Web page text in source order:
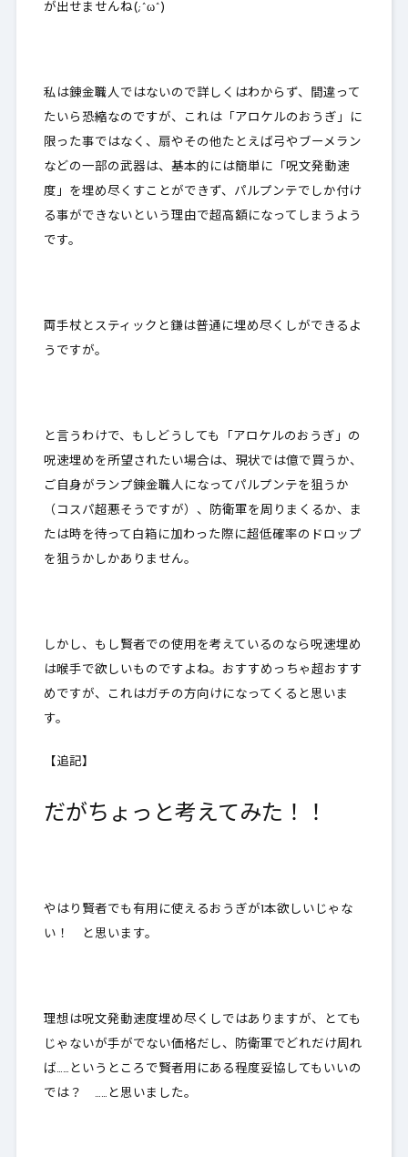
が出せませんね(;^ω^)
私は錬金職人ではないので詳しくはわからず、間違って
たいら恐縮なのですが、これは「アロケルのおうぎ」に
限った事ではなく、扇やその他たとえば弓やブーメラン
などの一部の武器は、 基本的には簡単に「呪文発動速
度」を埋め尽くすことができず 、パルプンテでしか付け
る事ができないという理由で超高額になってしまうよう
です。
両手杖とスティックと鎌は普通に埋め尽くしができるよ
うですが。
と言うわけで、もしどうしても「アロケルのおうぎ」の
呪速埋めを所望されたい場合は、現状では億で買うか、
ご自身がランプ錬金職人になってパルプンテを狙うか
（コスパ超悪そうですが）、防衛軍を周りまくるか、ま
たは時を待って白箱に加わった際に超低確率のドロップ
を狙うかしかありません。
しかし、もし賢者での使用を考えているのなら呪速埋め
は喉手で欲しいものですよね。おすすめっちゃ超おすす
めですが、これはガチの方向けになってくると思いま
す。
【追記】
だがちょっと考えてみた！！
やはり賢者でも有用に使えるおうぎが1本欲しいじゃな
い！ と思います。
理想は呪文発動速度埋め尽くしではありますが、とても
じゃないが手がでない価格だし、防衛軍でどれだけ周れ
ば……というところで賢者用にある程度妥協してもいいの
では？ ……と思いました。